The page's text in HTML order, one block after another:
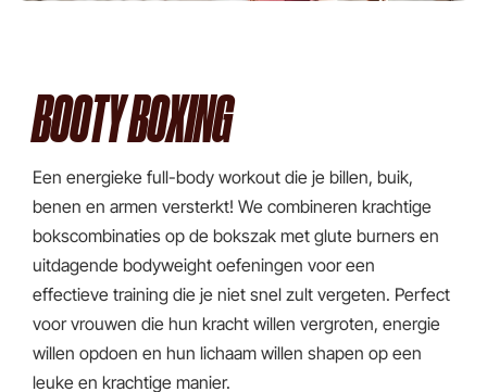
BOOTY BOXING
Een energieke full-body workout die je billen, buik,
benen en armen versterkt! We combineren krachtige
bokscombinaties op de bokszak met glute burners en
uitdagende bodyweight oefeningen voor een
effectieve training die je niet snel zult vergeten. Perfect
voor vrouwen die hun kracht willen vergroten, energie
willen opdoen en hun lichaam willen shapen op een
leuke en krachtige manier.